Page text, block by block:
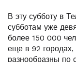
В эту субботу в
субботам уже
более 150 000
еще в 92
разнообразны по